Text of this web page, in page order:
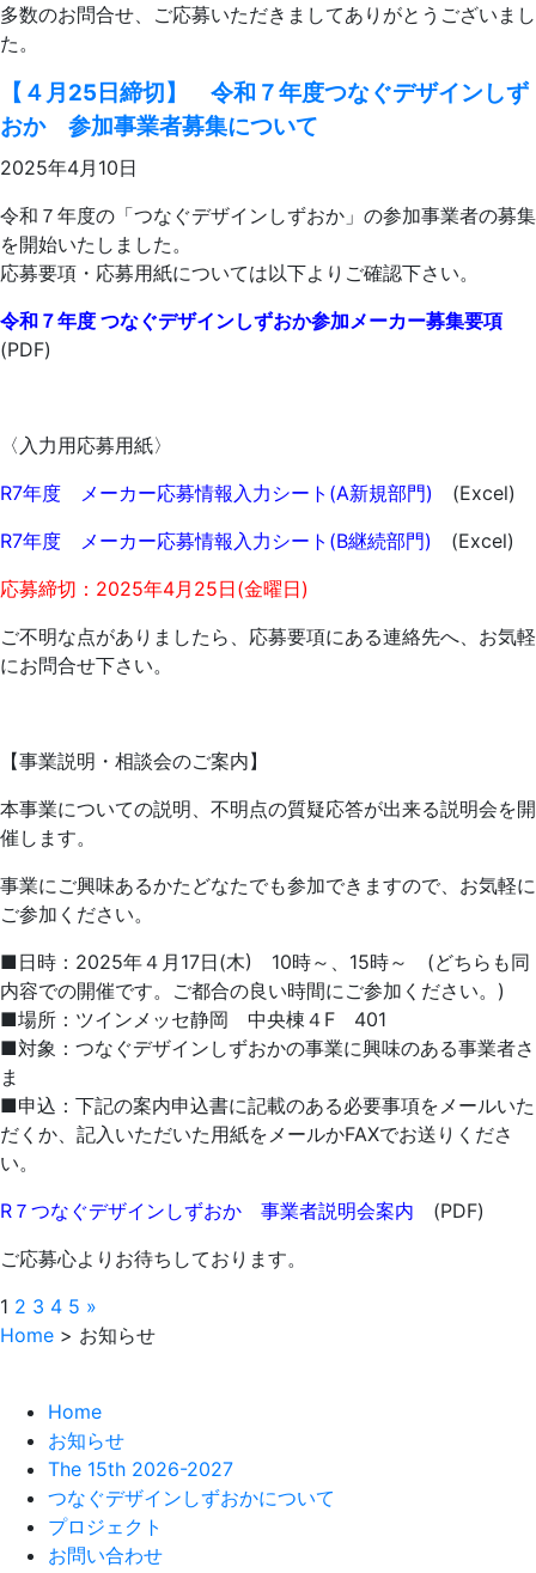
多数のお問合せ、ご応募いただきましてありがとうございまし
た。
【４月25日締切】 令和７年度つなぐデザインしず
おか 参加事業者募集について
2025年4月10日
令和７年度の「つなぐデザインしずおか」の参加事業者の募集
を開始いたしました。
応募要項・応募用紙については以下よりご確認下さい。
令和７年度 つなぐデザインしずおか参加メーカー募集要項
(PDF)
〈入力用応募用紙〉
R7年度 メーカー応募情報入力シート(A新規部門) (Excel)
R7年度 メーカー応募情報入力シート(B継続部門)
(Excel)
応募締切：2025年4月25日(金曜日)
ご不明な点がありましたら、応募要項にある連絡先へ、お気軽
にお問合せ下さい。
【事業説明・相談会のご案内】
本事業についての説明、不明点の質疑応答が出来る説明会を開
催します。
事業にご興味あるかたどなたでも参加できますので、お気軽に
ご参加ください。
■日時：2025年４月17日(木) 10時～、15時～ (どちらも同
内容での開催です。ご都合の良い時間にご参加ください。)
■場所：ツインメッセ静岡 中央棟４F 401
■対象：つなぐデザインしずおかの事業に興味のある事業者さ
ま
■申込：下記の案内申込書に記載のある必要事項をメールいた
だくか、記入いただいた用紙をメールかFAXでお送りくださ
い。
R７つなぐデザインしずおか 事業者説明会案内
(PDF)
ご応募心よりお待ちしております。
1 2 3 4 5 »
Home > お知らせ
Home
お知らせ
The 15th 2026-2027
つなぐデザインしずおかについて
プロジェクト
お問い合わせ